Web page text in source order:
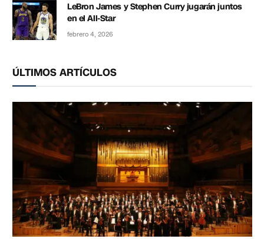
LeBron James y Stephen Curry jugarán juntos
en el All-Star
febrero 4, 2026
ÚLTIMOS ARTÍCULOS